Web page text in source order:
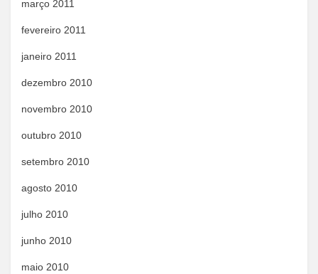
março 2011
fevereiro 2011
janeiro 2011
dezembro 2010
novembro 2010
outubro 2010
setembro 2010
agosto 2010
julho 2010
junho 2010
maio 2010